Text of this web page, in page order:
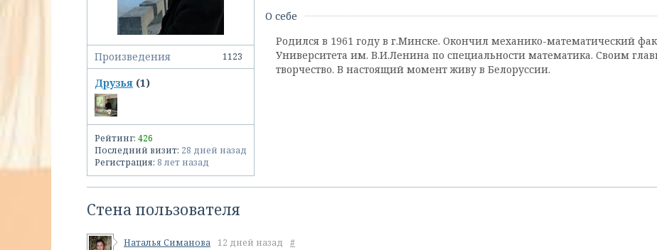
Произведения 1123
Друзья (1)
Рейтинг: 426
Последний визит: 28 дней назад
Регистрация: 8 лет назад
О себе
Родился в 1961 году в г.Минске. Окончил механико-математический
Университета им. В.И.Ленина по специальности математика. Своим
творчество. В настоящий момент живу в Белоруссии.
Стена пользователя
Наталья Симанова 12 дней назад #